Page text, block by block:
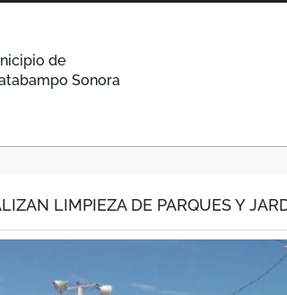
de
Sonora
LIMPIEZA DE PARQUES Y